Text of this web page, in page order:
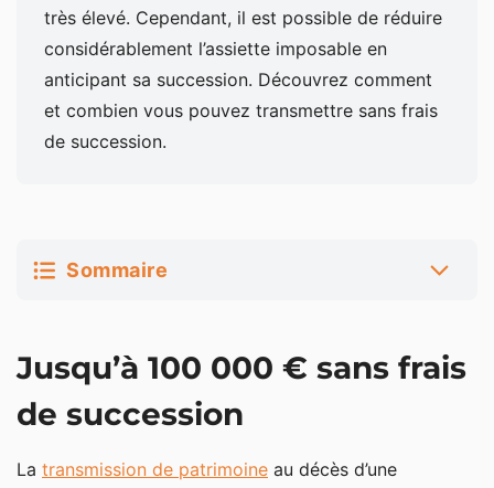
très élevé. Cependant, il est possible de réduire
considérablement l’assiette imposable en
anticipant sa succession. Découvrez comment
et combien vous pouvez transmettre sans frais
de succession.
Sommaire
L’assurance vie, idéale pour transmettre son
patrimoine sans frais
avec des donations ?
Jusqu’à 100 000 € sans frais
de succession
La transmission de patrimoine au décès d’une